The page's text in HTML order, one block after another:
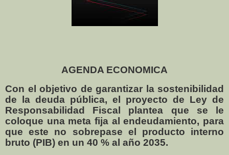
AGENDA ECONOMICA
Con el objetivo de garantizar la sostenibilidad
de la deuda pública, el proyecto de Ley de
Responsabilidad Fiscal plantea que se le
coloque una meta fija al endeudamiento, para
que este no sobrepase el producto interno
bruto (PIB) en un 40 % al año 2035.